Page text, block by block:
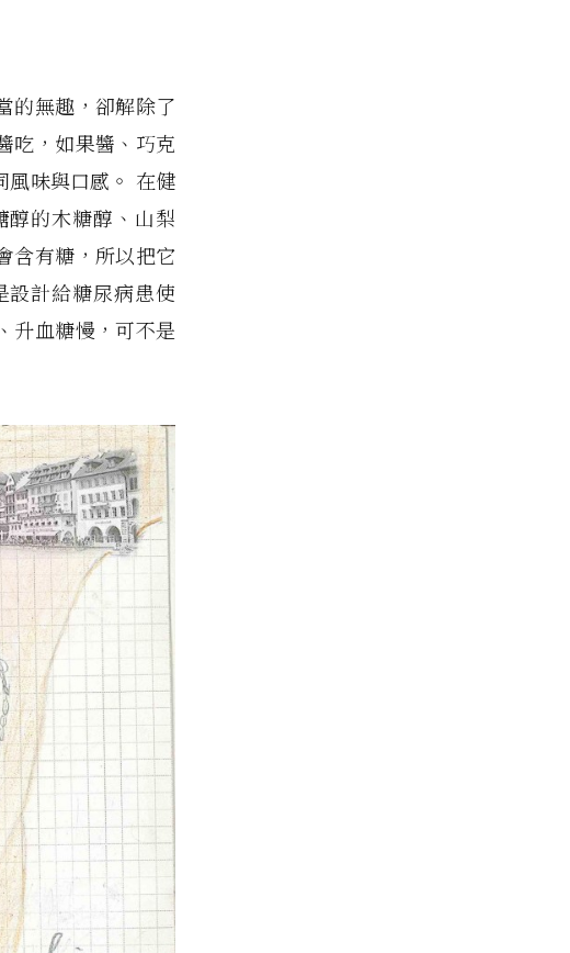
的無趣，卻解除了
吃，如果醬、巧克
風味與口感。 在健
醇的木糖醇、山梨
含有糖，所以把它
設計給糖尿病患使
升血糖慢，可不是